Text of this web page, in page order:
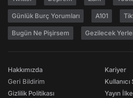
Günlük Burç Yorumları A101
Bugün Ne Pişirsem Gezilecek
Hakkımızda
Geri Bildirim
Gizlilik Politikası
Kariyer
Yayın